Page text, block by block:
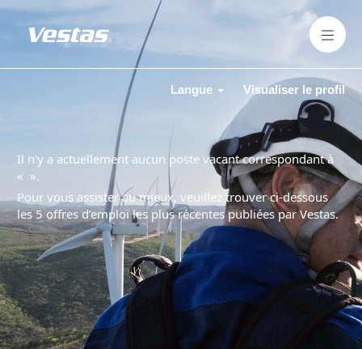
Langue Visualiser le profil
Il n’y a actuellement aucun poste vacant correspondant à
« ».
Pour vous assister au mieux, veuillez trouver ci-dessous
les 5 offres d’emploi les plus récentes publiées par Vestas.